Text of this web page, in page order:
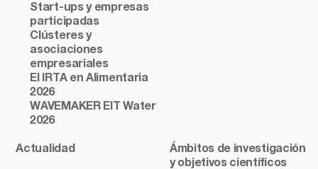
Start-ups y empresas
participadas
Clústeres y
asociaciones
empresariales
El IRTA en Alimentaria
2026
WAVEMAKER EIT Water
2026
Actualidad
Ámbitos de investigación
y objetivos científicos